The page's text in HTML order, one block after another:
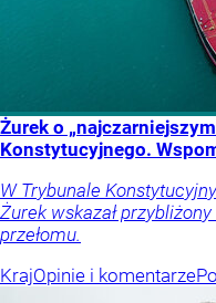
Żurek o
Konstytucyjnego.
W Trybunale
Żurek wskazał
przełomu.
KrajOpinie i komentarze